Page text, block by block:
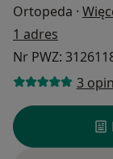
Ortopeda ·
1 adres
Nr PWZ:
3